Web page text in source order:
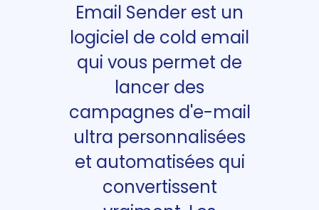
Email Sender est un
logiciel de cold email
qui vous permet de
lancer des
campagnes d'e-mail
ultra personnalisées
et automatisées qui
convertissent